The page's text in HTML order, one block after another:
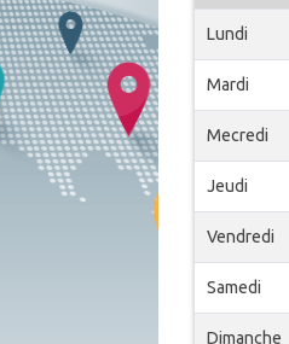
Lundi
Mardi
Mecredi
Jeudi
Vendredi
Samedi
Dimanche